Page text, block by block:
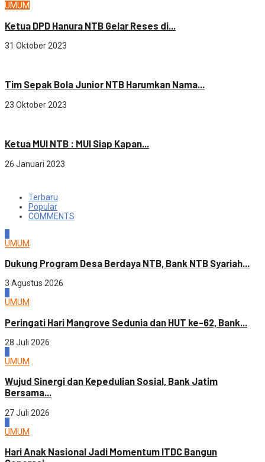
UMUM
Ketua DPD Hanura NTB Gelar Reses di...
31 Oktober 2023
Tim Sepak Bola Junior NTB Harumkan Nama...
23 Oktober 2023
Ketua MUI NTB : MUI Siap Kapan...
26 Januari 2023
Terbaru
Popular
COMMENTS
UMUM
Dukung Program Desa Berdaya NTB, Bank NTB Syariah...
3 Agustus 2026
UMUM
Peringati Hari Mangrove Sedunia dan HUT ke-62, Bank...
28 Juli 2026
UMUM
Wujud Sinergi dan Kepedulian Sosial, Bank Jatim
Bersama...
27 Juli 2026
UMUM
Hari Anak Nasional Jadi Momentum ITDC Bangun